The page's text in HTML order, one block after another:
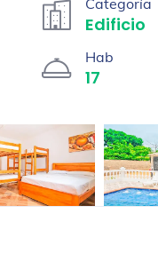
Edificio
Hab
17